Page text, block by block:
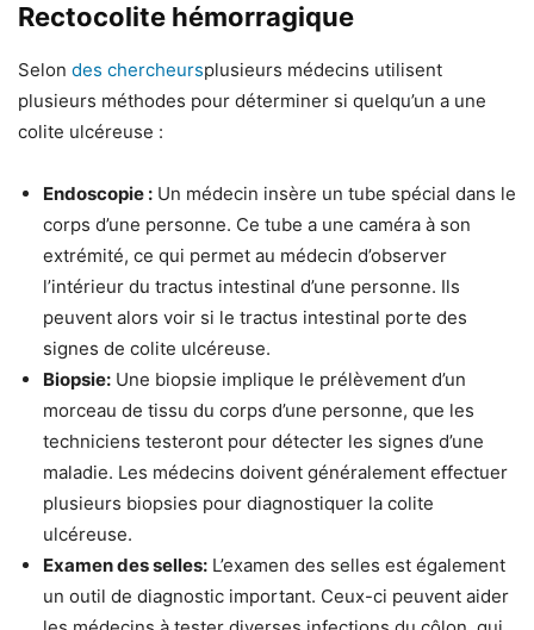
Rectocolite hémorragique
Selon des chercheursplusieurs médecins utilisent
plusieurs méthodes pour déterminer si quelqu’un a une
colite ulcéreuse :
Endoscopie : Un médecin insère un tube spécial dans le
corps d’une personne. Ce tube a une caméra à son
extrémité, ce qui permet au médecin d’observer
l’intérieur du tractus intestinal d’une personne. Ils
peuvent alors voir si le tractus intestinal porte des
signes de colite ulcéreuse.
Biopsie: Une biopsie implique le prélèvement d’un
morceau de tissu du corps d’une personne, que les
techniciens testeront pour détecter les signes d’une
maladie. Les médecins doivent généralement effectuer
plusieurs biopsies pour diagnostiquer la colite
ulcéreuse.
Examen des selles: L’examen des selles est également
un outil de diagnostic important. Ceux-ci peuvent aider